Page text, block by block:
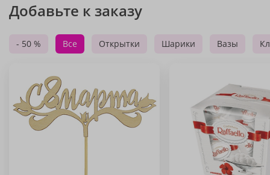
Добавьте к заказу
- 50 % Все Открытки Шарики Вазы